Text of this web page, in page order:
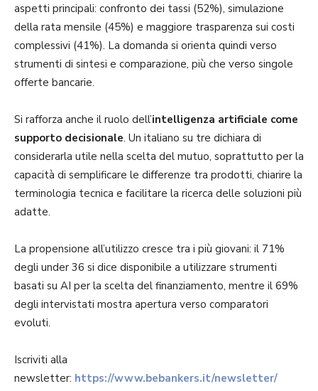
aspetti principali: confronto dei tassi (52%), simulazione
della rata mensile (45%) e maggiore trasparenza sui costi
complessivi (41%). La domanda si orienta quindi verso
strumenti di sintesi e comparazione, più che verso singole
offerte bancarie.
Si rafforza anche il ruolo dell’intelligenza artificiale come
supporto decisionale. Un italiano su tre dichiara di
considerarla utile nella scelta del mutuo, soprattutto per la
capacità di semplificare le differenze tra prodotti, chiarire la
terminologia tecnica e facilitare la ricerca delle soluzioni più
adatte.
La propensione all’utilizzo cresce tra i più giovani: il 71%
degli under 36 si dice disponibile a utilizzare strumenti
basati su AI per la scelta del finanziamento, mentre il 69%
degli intervistati mostra apertura verso comparatori
evoluti.
Iscriviti alla
newsletter: https://www.bebankers.it/newsletter/